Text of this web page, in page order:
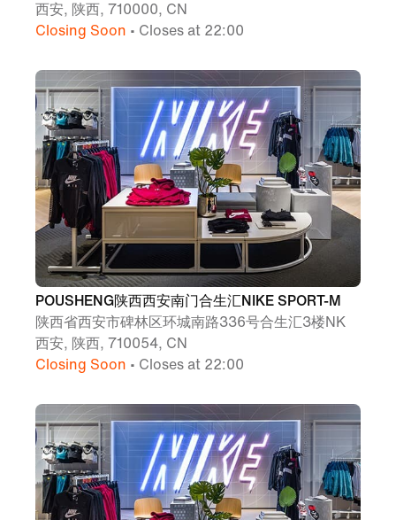
西安, 陕西, 710000, CN
Closing Soon • Closes at 22:00
POUSHENG陕西西安南门合生汇NIKE SPORT-M
陕西省西安市碑林区环城南路336号合生汇3楼NK
西安, 陕西, 710054, CN
Closing Soon • Closes at 22:00